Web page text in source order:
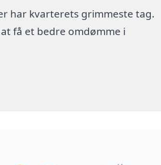
har kvarterets grimmeste tag.
få et bedre omdømme i